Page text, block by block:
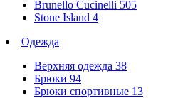
Brunello Cucinelli 505
Stone Island 4
Одежда
Верхняя одежда 38
Брюки 94
Брюки спортивные 13